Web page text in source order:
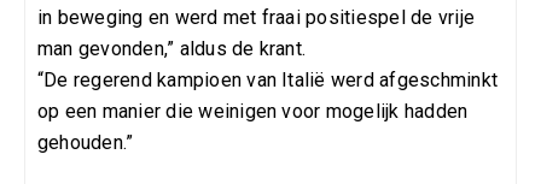
in beweging en werd met fraai positiespel de vrije
man gevonden,” aldus de krant.
“De regerend kampioen van Italië werd afgeschminkt
op een manier die weinigen voor mogelijk hadden
gehouden.”